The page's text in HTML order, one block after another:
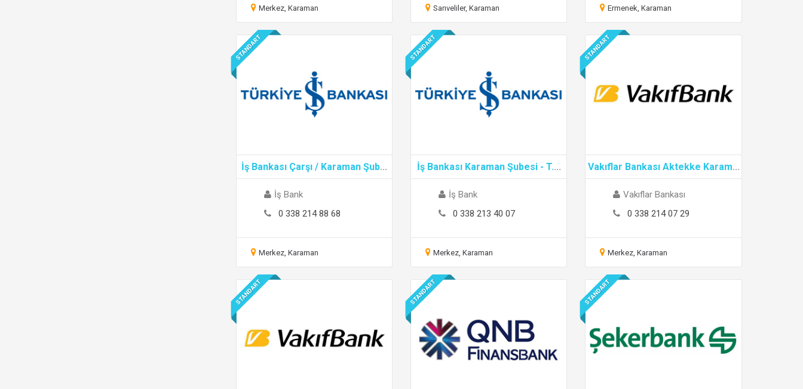
Merkez, Karaman Sarıveliler, Karaman Ermenek, Karaman
STANDART
İş Bankası Çarşı / Karaman Şub...
İş Bank
0 338 214 88 68
Merkez, Karaman
STANDART
İş Bankası Karaman Şubesi - T....
İş Bank
0 338 213 40 07
Merkez, Karaman
STANDART
Vakıflar Bankası Aktekke Karam...
Vakıflar Bankası
0 338 214 07 29
Merkez, Karaman
STANDART STANDART STANDART